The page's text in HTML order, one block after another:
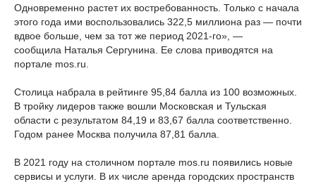
Одновременно растет их востребованность. Только с начала
этого года ими воспользовались 322,5 миллиона раз — почти
вдвое больше, чем за тот же период 2021-го», —
сообщила Наталья Сергунина. Ее слова приводятся на
портале mos.ru.
Столица набрала в рейтинге 95,84 балла из 100 возможных.
В тройку лидеров также вошли Московская и Тульская
области с результатом 84,19 и 83,67 балла соответственно.
Годом ранее Москва получила 87,81 балла.
В 2021 году на столичном портале mos.ru появились новые
сервисы и услуги. В их числе аренда городских пространств